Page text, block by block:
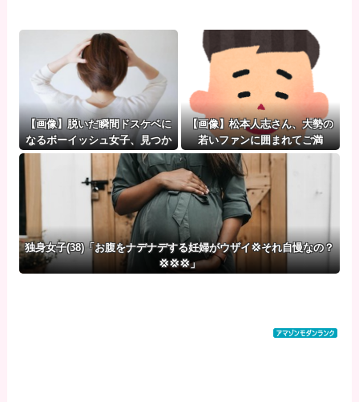
【画像】脱いだ瞬間ドスケベに
なるボーイッシュ女子、見つか
るwwwwwwww
【画像】松本人志さん、大勢の
若いファンに囲まれてご満
悦・・・
独身女子(38)「お腹をナデナデする妊婦がウザイ💢それ自慢なの？
💢💢💢」